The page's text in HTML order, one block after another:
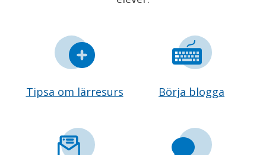
Tipsa om lärresurs Börja blogga